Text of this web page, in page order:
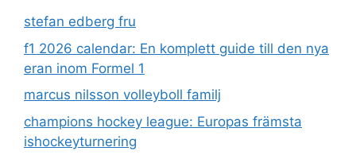
stefan edberg fru
f1 2026 calendar: En komplett guide till den nya
eran inom Formel 1
marcus nilsson volleyboll familj
champions hockey league: Europas främsta
ishockeyturnering